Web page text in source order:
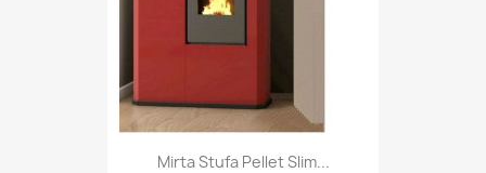
Mirta Stufa Pellet Slim...